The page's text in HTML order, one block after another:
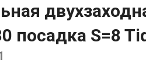
посадка S=8